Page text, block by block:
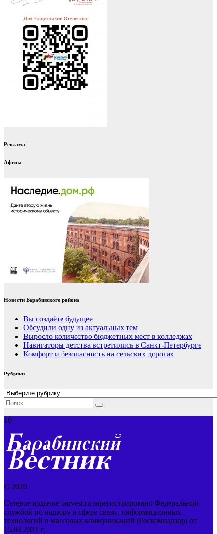
Реклама
Афиша
Новости Барабинского района
Вы создаёте будущее
Обсудили одну из актуальных тем
Выросло количество бюджетных мест в колледжах
Навигаторы детства встретились в Санкт-Петербурге
Комфорт и безопасность на сельских дорогах
Рубрики
Рубрики
16+
© 2020
Сетевое издание barvest.ru зарегистрировано Федеральной
службой по надзору в сфере связи, информационных
технологий и массовых коммуникаций (Роскомнадзор) от
15.03.2021 г.